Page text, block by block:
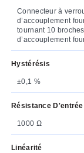
Connecteur à
d’accouplement
tournant 10
d’accouplement
Hystérésis
±0,1 %
Résistance D'entrée
1000 Ω
Linéarité